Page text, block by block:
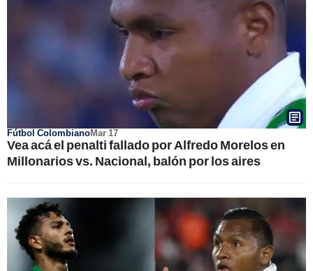
Fútbol ColombianoMar 17
Vea acá el penalti fallado por Alfredo Morelos en
Millonarios vs. Nacional, balón por los aires